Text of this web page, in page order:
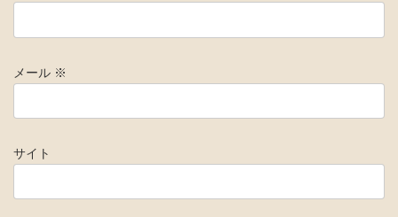
メール ※
サイト